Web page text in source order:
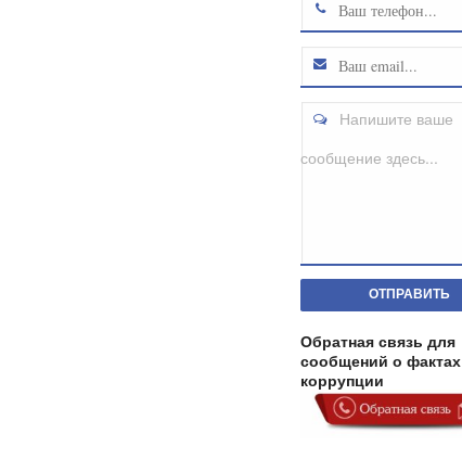
Напишите ваше
сообщение здесь...
ОТПРАВИТЬ
Обратная связь для
сообщений о фактах
коррупции